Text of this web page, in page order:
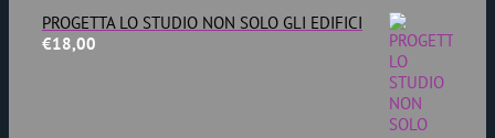
PROGETTA LO STUDIO NON SOLO GLI EDIFICI
€18,00